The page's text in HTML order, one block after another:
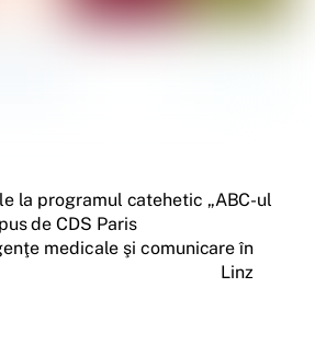
la programul catehetic „ABC-ul
de CDS Paris
medicale şi comunicare în
Linz